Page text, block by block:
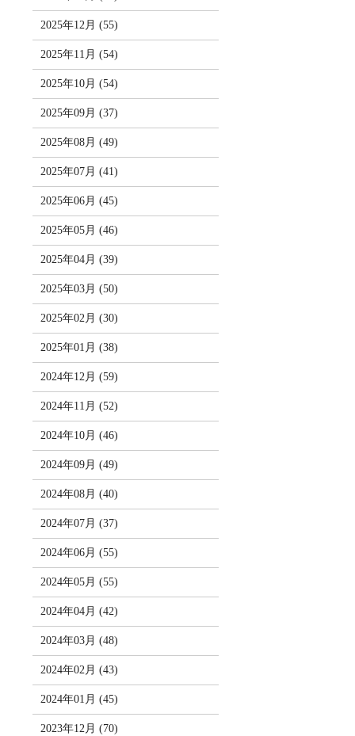
2025年12月 (55)
2025年11月 (54)
2025年10月 (54)
2025年09月 (37)
2025年08月 (49)
2025年07月 (41)
2025年06月 (45)
2025年05月 (46)
2025年04月 (39)
2025年03月 (50)
2025年02月 (30)
2025年01月 (38)
2024年12月 (59)
2024年11月 (52)
2024年10月 (46)
2024年09月 (49)
2024年08月 (40)
2024年07月 (37)
2024年06月 (55)
2024年05月 (55)
2024年04月 (42)
2024年03月 (48)
2024年02月 (43)
2024年01月 (45)
2023年12月 (70)